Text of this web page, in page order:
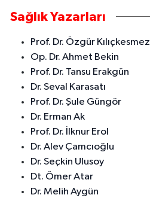
Sağlık Yazarları
Prof. Dr. Özgür Kılıçkesmez
Op. Dr. Ahmet Bekin
Prof. Dr. Tansu Erakgün
Dr. Seval Karasatı
Prof. Dr. Şule Güngör
Dr. Erman Ak
Prof. Dr. İlknur Erol
Dr. Alev Çamcıoğlu
Dr. Seçkin Ulusoy
Dt. Ömer Atar
Dr. Melih Aygün